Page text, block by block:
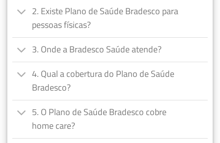
2. Existe Plano de Saúde Bradesco para
pessoas físicas?
3. Onde a Bradesco Saúde atende?
4. Qual a cobertura do Plano de Saúde
Bradesco?
5. O Plano de Saúde Bradesco cobre
home care?